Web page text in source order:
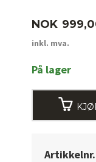
Pris
NOK
inkl. mva.
På lager